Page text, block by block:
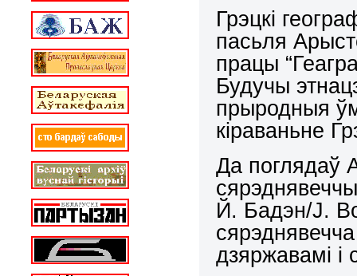
Грэцкі
пасьля
працы
Будучы
прыродныя
кіраваньне
Да поглядаў
Й. Бадэн/J.
дзяржавамі і